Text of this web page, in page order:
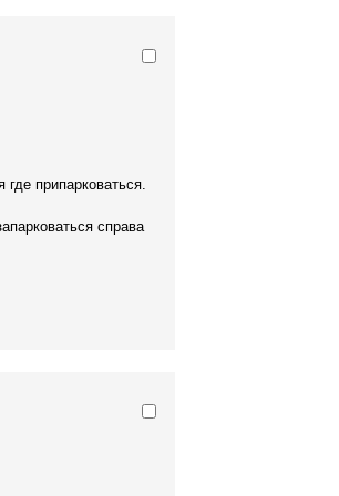
припарковаться.
справа